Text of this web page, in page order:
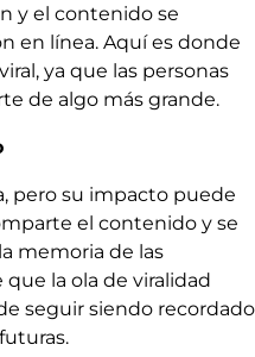
y el contenido se
en línea. Aquí es donde
ya que las personas
de algo más grande.
pero su impacto puede
el contenido y se
memoria de las
la ola de viralidad
seguir siendo recordado